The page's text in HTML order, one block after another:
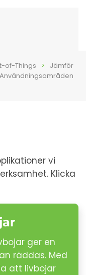
of-Things
Jämför
Användningsområden
vi
Klicka
ger en
räddas. Med
att livbojar